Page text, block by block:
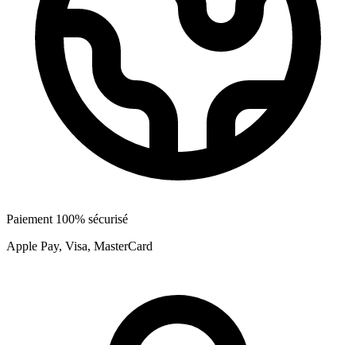
Paiement 100% sécurisé
Apple Pay, Visa, MasterCard